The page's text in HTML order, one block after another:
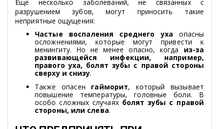
Еще несколько заболеваний, не связанных с
разрушением зубов, могут приносить такие
неприятные ощущения:
Частые воспаления среднего уха опасны
осложнениями, которые могут привести к
менингиту. Но не менее опасно, когда из-за
развивающейся инфекции, например,
правого уха, болят зубы с правой стороны
сверху и снизу.
Также опасен гайморит, который вызывает
повышение температуры, головные боли. В
особо сложных случаях болят зубы с правой
стороны, или слева.